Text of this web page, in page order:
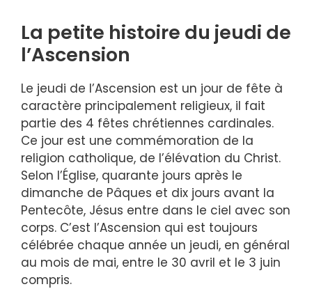
La petite histoire du jeudi de
l’Ascension
Le jeudi de l’Ascension est un jour de fête à
caractère principalement religieux, il fait
partie des 4 fêtes chrétiennes cardinales.
Ce jour est une commémoration de la
religion catholique, de l’élévation du Christ.
Selon l’Église, quarante jours après le
dimanche de Pâques et dix jours avant la
Pentecôte, Jésus entre dans le ciel avec son
corps. C’est l’Ascension qui est toujours
célébrée chaque année un jeudi, en général
au mois de mai, entre le 30 avril et le 3 juin
compris.